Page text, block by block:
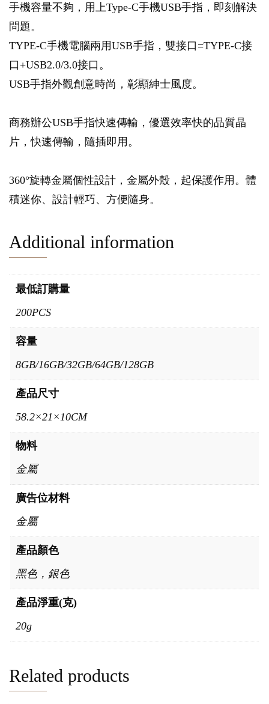
手機容量不夠，用上Type-C手機USB手指，即刻解決
問題。
TYPE-C手機電腦兩用USB手指，雙接口=TYPE-C接
口+USB2.0/3.0接口。
USB手指外觀創意時尚，彰顯紳士風度。
商務辦公USB手指快速傳輸，優選效率快的品質晶
片，快速傳輸，隨插即用。
360°旋轉金屬個性設計，金屬外殼，起保護作用。體
積迷你、設計輕巧、方便隨身。
Additional information
最低訂購量
200PCS
容量
8GB/16GB/32GB/64GB/128GB
產品尺寸
58.2×21×10CM
物料
金屬
廣告位材料
金屬
產品顏色
黑色，銀色
產品淨重(克)
20g
Related products